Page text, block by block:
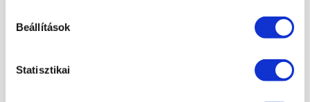
Beállítások
Statisztikai
KOSÁR JELENTKEZÉS